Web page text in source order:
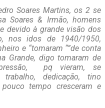
Soares Martins, os 2 se
Soares & Irmão, homens
devido à grande visão dos
nos idos de 1940/1950,
e “tomaram “”de conta
Grande, digo tomaram de
pq vieram, se
dedicação, tino
tempo cresceram e